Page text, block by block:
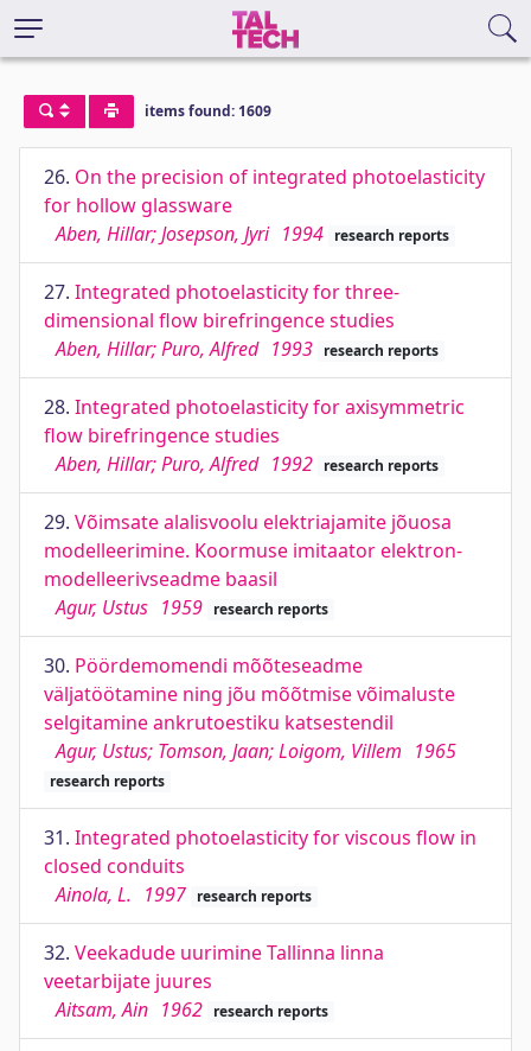
items found: 1609
26. On the precision of integrated photoelasticity
for hollow glassware
Aben, Hillar; Josepson, Jyri 1994 research reports
27. Integrated photoelasticity for three-
dimensional flow birefringence studies
Aben, Hillar; Puro, Alfred 1993 research reports
28. Integrated photoelasticity for axisymmetric
flow birefringence studies
Aben, Hillar; Puro, Alfred 1992 research reports
29. Võimsate alalisvoolu elektriajamite jõuosa
modelleerimine. Koormuse imitaator elektron-
modelleerivseadme baasil
Agur, Ustus 1959 research reports
30. Pöördemomendi mõõteseadme
väljatöötamine ning jõu mõõtmise võimaluste
selgitamine ankrutoestiku katsestendil
Agur, Ustus; Tomson, Jaan; Loigom, Villem 1965
research reports
31. Integrated photoelasticity for viscous flow in
closed conduits
Ainola, L. 1997 research reports
32. Veekadude uurimine Tallinna linna
veetarbijate juures
Aitsam, Ain 1962 research reports